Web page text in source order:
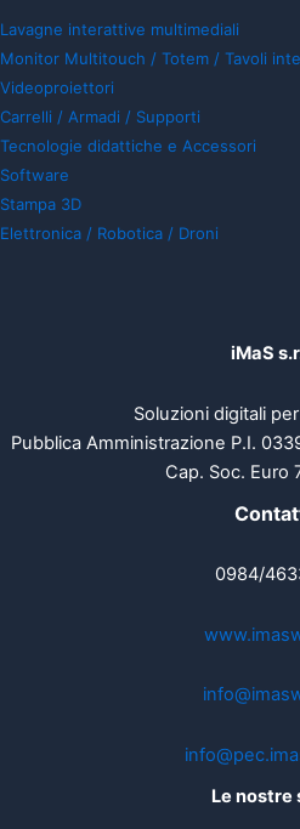
Lavagne interattive multimediali
Monitor Multitouch / Totem / Tavoli
Videoproiettori
Carrelli / Armadi / Supporti
Tecnologie didattiche e Accessori
Software
Stampa 3D
Elettronica / Robotica / Droni
iMaS
Soluzioni digitali
Pubblica Amministrazione P.I.
Cap. Soc. Euro
0984/
Le nostre